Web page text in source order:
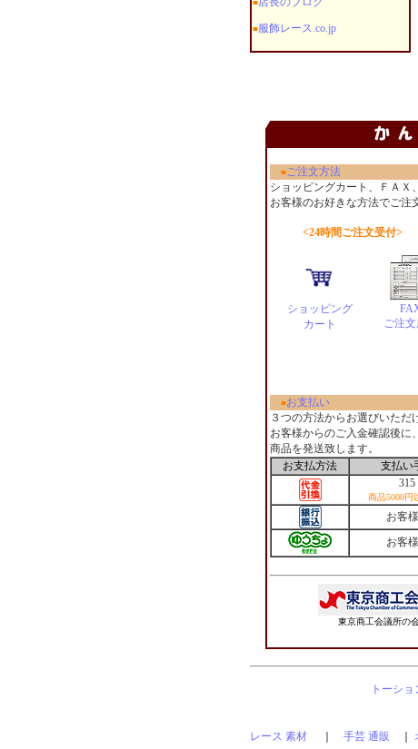
■
■服飾レース.co.jp
■ご注文方法
ショッピングカート、ＦＡＸ
お客様のお好きな方法でご注
<24時間ご注文受付>
ショッピング
カート
ご注
■お支払い
３つの方法からお選びいただ
お客様からのご入金確認後に、
商品を発送致します。
お支払方法
支払い
315
商品5000円
お客
お客
東京商工会議所の
トーショ
レース 素材 手芸 通販